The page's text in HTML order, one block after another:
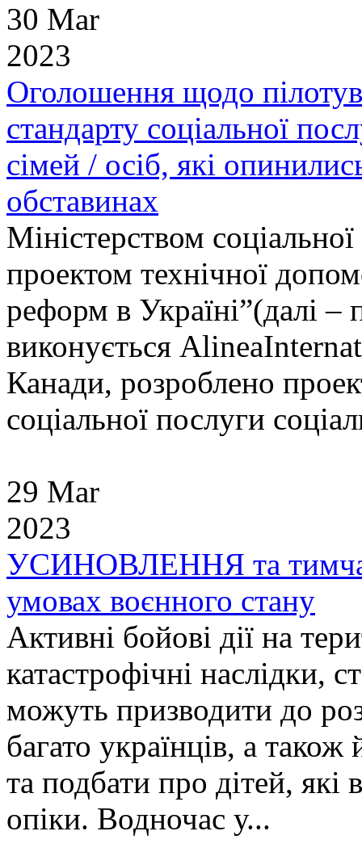
30 Mar
2023
Оголошення щодо
стандарту соціальної
сімей / осіб, які
обставинах
Міністерством
проектом технічної
реформ в Україні”(далі
виконується
Канади, розроблено
соціальної послуги
29 Mar
2023
УСИНОВЛЕННЯ та
умовах воєнного стану
Активні бойові дії на
катастрофічні наслідки,
можуть призводити до
багато українців, а
та подбати про дітей, які
опіки. Водночас у...